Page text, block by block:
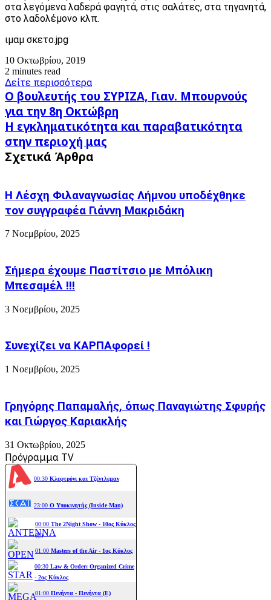
στα λεγόμενα λαδερά φαγητά, στις σαλάτες, στα τηγανητά,
στο λαδολέμονο κλπ.
ιμαμ σκετο.jpg
10 Οκτωβρίου, 2019
2 minutes read
Δείτε περισσότερα
Ο
βουλευτής
του
ΣΥΡΙΖΑ,
Γιαν.
Μπουρνούς
για
Οκτώβρη
Ο βουλευτής του ΣΥΡΙΖΑ, Γιαν. Μπουρνούς
για την 8η Οκτώβρη
Η
εγκληματικότητα
και
παραβατικότητα
μας
Η εγκληματικότητα και παραβατικότητα
στην περιοχή μας
Σχετικά Άρθρα
Η Λέσχη Φιλαναγνωσίας Λήμνου υποδέχθηκε
τον συγγραφέα Γιάννη Μακριδάκη
7 Νοεμβρίου, 2025
Σήμερα έχουμε Παστίτσιο με Μπόλικη
Μπεσαμέλ !!!
3 Νοεμβρίου, 2025
Συνεχίζει να ΚΑΡΠΑφορεί !
1 Νοεμβρίου, 2025
Γρηγόρης Παπαμαλής, όπως Παναγιώτης Σφυρής
και Γιώργος Καριακλής
31 Οκτωβρίου, 2025
Πρόγραμμα TV